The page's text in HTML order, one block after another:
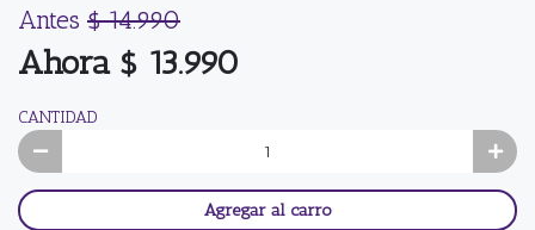
Antes $ 14.990
Ahora $ 13.990
CANTIDAD
Agregar al carro